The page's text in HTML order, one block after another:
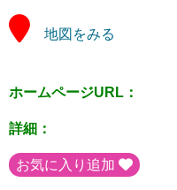
地図をみる
ホームページURL：
詳細：
お気に入り追加